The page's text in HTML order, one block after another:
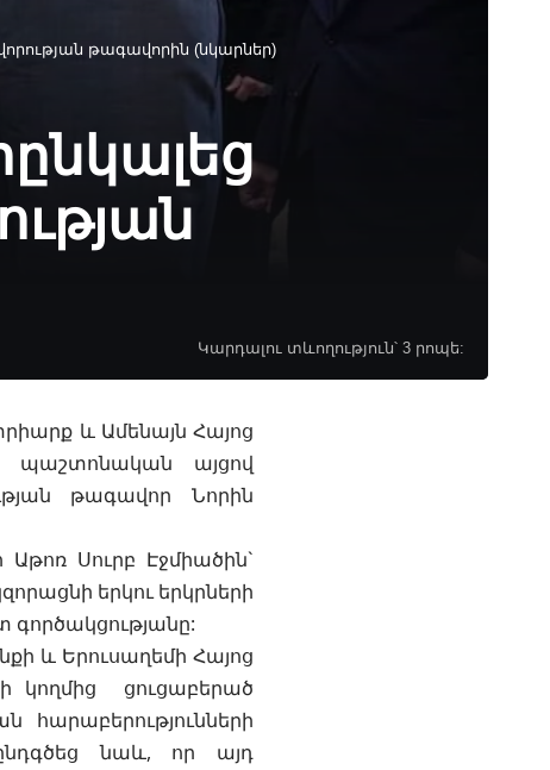
թագավորին (նկարներ)
Կարդալու տևողություն՝ 3 րոպե:
և Ամենայն Հայոց
պաշտոնական այցով
թագավոր Նորին
Սուրբ Էջմիածին`
երկու երկրների
գործակցությանը:
և Երուսաղեմի Հայոց
կողմից ցուցաբերած
ընդգծեց նաև, որ այդ